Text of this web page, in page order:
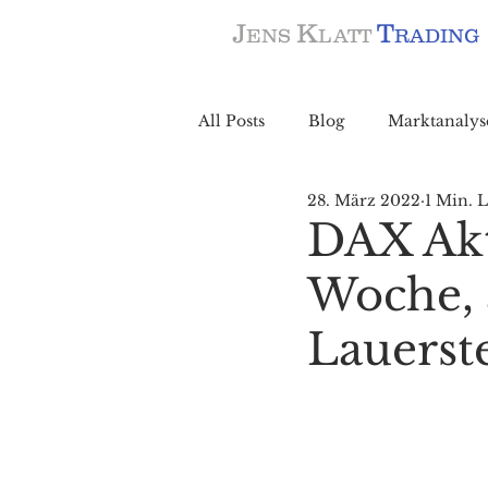
JENS KLATT TRADING
All Posts Blog
DAX
28. März 2022 1 Min.